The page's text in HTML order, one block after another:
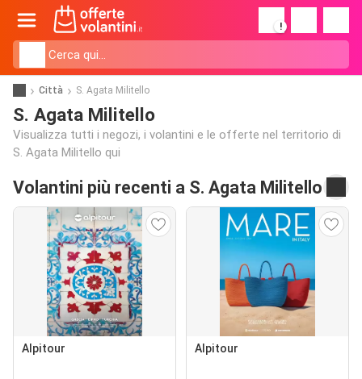
!
Città S. Agata Militello
S. Agata Militello
Visualizza tutti i negozi, i volantini e le offerte nel territorio di
S. Agata Militello qui
Volantini più recenti a S. Agata Militello
Alpitour Alpitour